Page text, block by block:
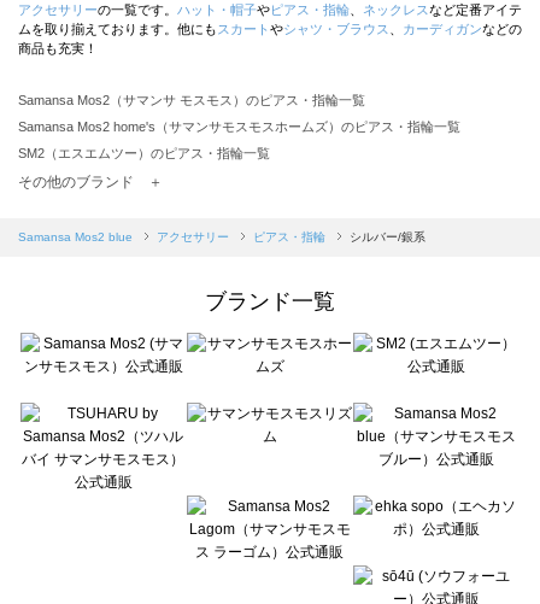
アクセサリーの一覧です。 ハット・帽子やピアス・指輪 ネックレスなど定番アイテ
ムを取り揃えております。他にも スカート やシャツ・ブラウス カーディガンなどの
商品も充実！
Samansa Mos2（サマンサ モスモス）のピアス・指輪一覧
Samansa Mos2 home's（サマンサモスモスホームズ）のピアス・指輪一覧
SM2（エスエムツー）のピアス・指輪一覧
TSUHARU by Samansa Mos2（ツハルバイサマンサモスモス）のピアス・指輪一覧
Samansa Mos2 blue（サマンサモスモス ブルー）のピアス・指輪一覧
sō4ū（ソウフォーユー）のピアス・指輪一覧
Te chichi（テチチ）のピアス・指輪一覧
Te chichi CLASSIC（テチチ クラシック）のピアス・指輪一覧
Lugnoncure（ルノンキュール）のピアス・指輪一覧
BETTY'S BLUE（べティーズブルー）のピアス・指輪一覧
Wpc.（ワールドパーティー）のピアス・指輪一覧
その他のブランド ＋
Samansa Mos2 blue アクセサリー ピアス・指輪 シルバー/銀系
ブランド一覧